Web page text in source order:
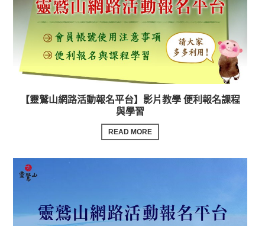
【靈鷲山網路活動報名平台】影片教學 便利報名課程
與學習
READ MORE